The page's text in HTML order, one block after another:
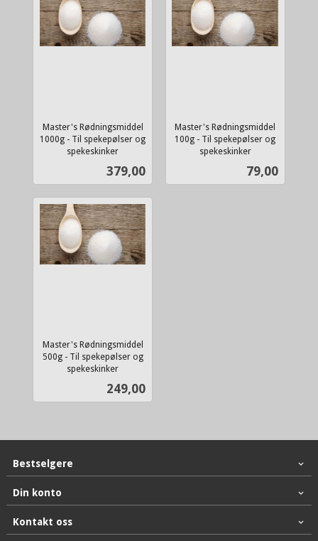
Master's Rødningsmiddel
1000g - Til spekepølser og
spekeskinker
Pris
379,00
Master's Rødningsmiddel
100g - Til spekepølser og
spekeskinker
Pris
79,00
Master's Rødningsmiddel
500g - Til spekepølser og
spekeskinker
Pris
249,00
Bestselgere
Din konto
Kontakt oss